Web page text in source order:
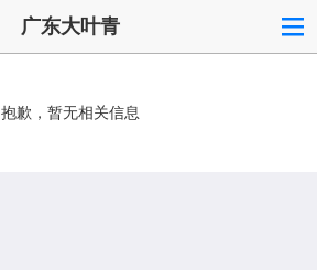
广东大叶青
抱歉，暂无相关信息